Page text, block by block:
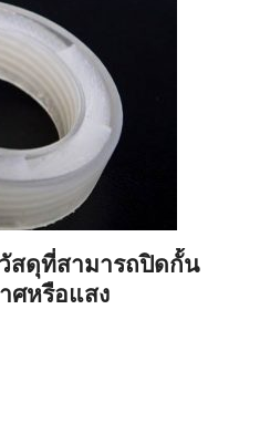
สดุที่สามารถปิดกั้น
ศหรือแสง